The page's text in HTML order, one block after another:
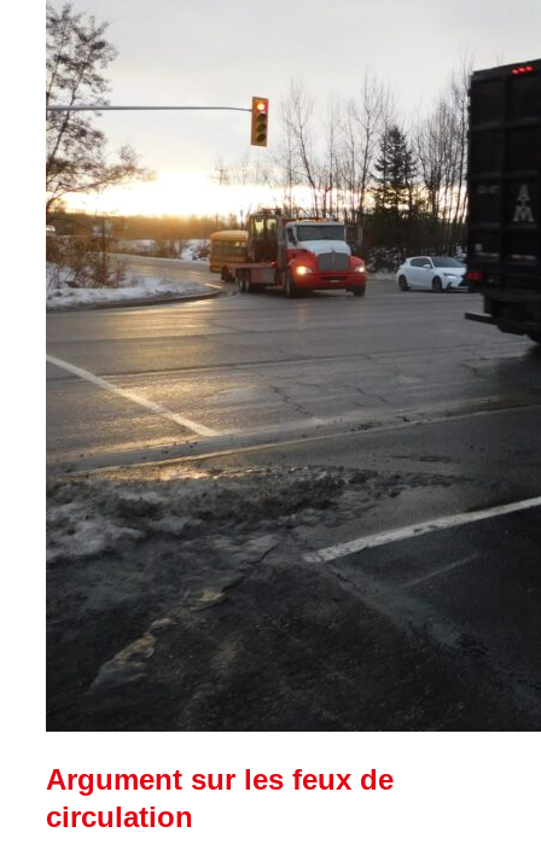
Argument sur les feux de
circulation